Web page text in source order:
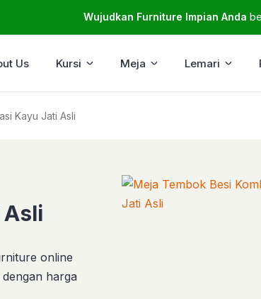
Wujudkan Furniture Impian Anda
Us Kursi Meja Lemari
Kayu Jati Asli
Asli
online
harga